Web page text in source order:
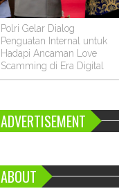
Polri Gelar Dialog
Penguatan Internal untuk
Hadapi Ancaman Love
Scamming di Era Digital
ADVERTISEMENT
ABOUT